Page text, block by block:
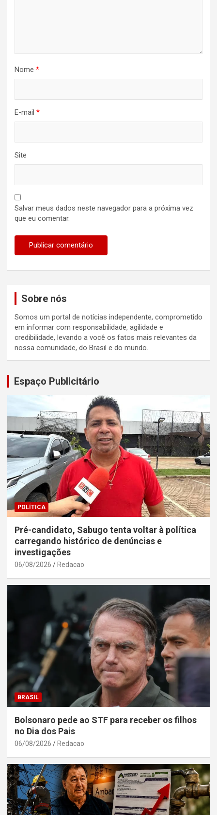
Nome *
E-mail *
Site
Salvar meus dados neste navegador para a próxima vez
que eu comentar.
Sobre nós
Somos um portal de notícias independente, comprometido
em informar com responsabilidade, agilidade e
credibilidade, levando a você os fatos mais relevantes da
nossa comunidade, do Brasil e do mundo.
Espaço Publicitário
POLÍTICA
Pré-candidato, Sabugo tenta voltar à política
carregando histórico de denúncias e
investigações
06/08/2026 Redacao
BRASIL
Bolsonaro pede ao STF para receber os filhos
no Dia dos Pais
06/08/2026 Redacao